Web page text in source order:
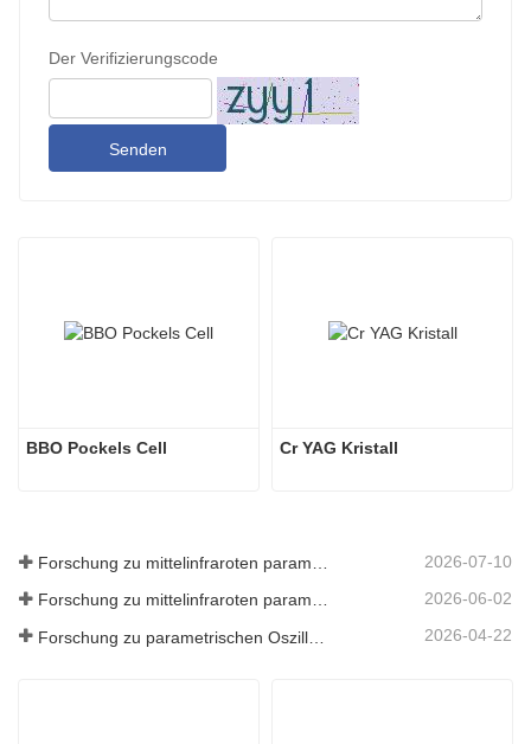
Der Verifizierungscode
Senden
BBO Pockels Cell Cr YAG Kristall
2026-07-10
Forschung zu mittelinfraroten parametrischen Oszillatoren - Teil 05 2026-06-02
2026-04-22